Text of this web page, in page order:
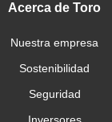
Acerca de Toro
Nuestra empresa
Sostenibilidad
Seguridad